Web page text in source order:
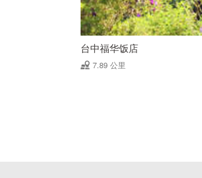
台中福华饭店
7.89 公里